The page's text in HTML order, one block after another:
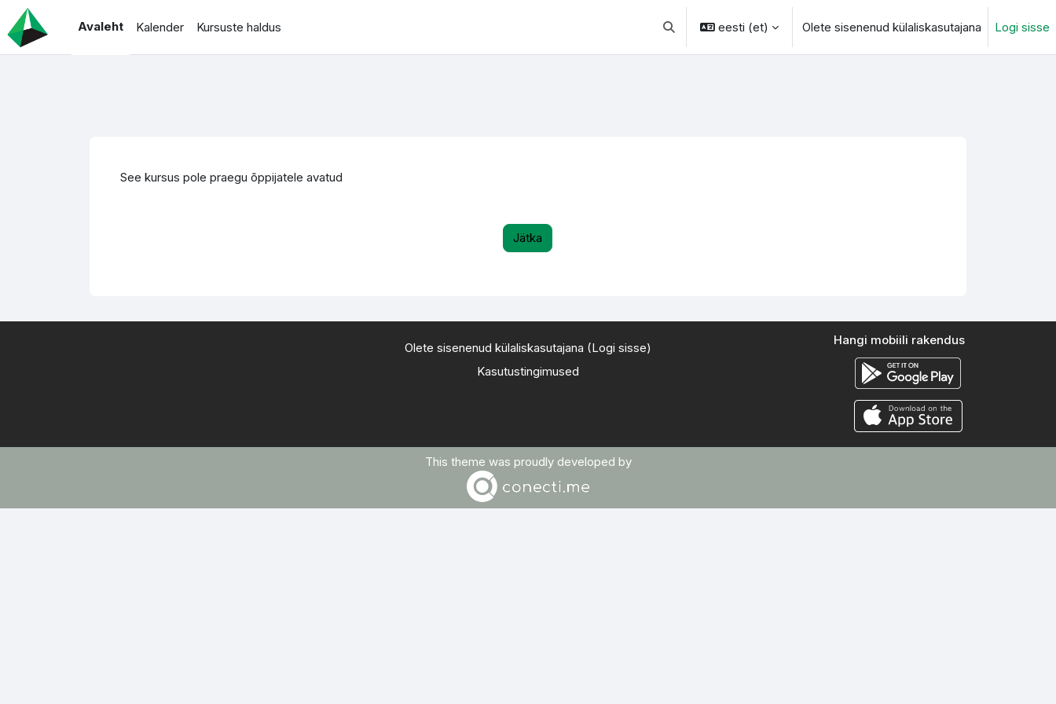
Jäta vahele peasisuni
Avaleht
Kalender Kursuste haldus Lülitab otsingu sisendi
eesti ‎(et)‎ Olete sisenenud külaliskasutajana Logi sisse
See kursus pole praegu õppijatele avatud
Jätka
Olete sisenenud külaliskasutajana (Logi sisse)
Kasutustingimused
Hangi mobiili rakendus
This theme was proudly developed by